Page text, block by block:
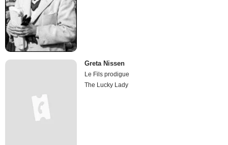
Greta Nissen
Le Fils prodigue
The Lucky Lady